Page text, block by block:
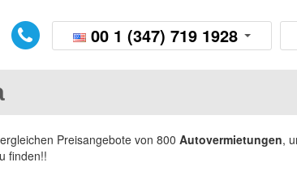
00 1 (347) 719 1928
Preisangebote von 800 Autovermietungen,
finden!!